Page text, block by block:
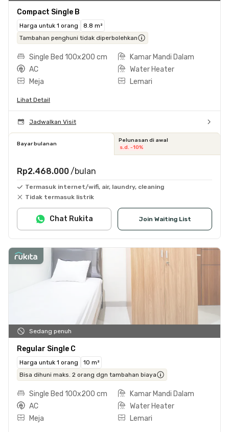
Compact Single B
Harga untuk 1 orang
8.8 m²
Tambahan penghuni tidak diperbolehkan
Single Bed 100x200 cm
Kamar Mandi Dalam
AC
Water Heater
Meja
Lemari
Lihat Detail
Jadwalkan Visit
Bayar bulanan
Pelunasan di awal
s.d. -10%
Rp2.468.000 /bulan
Termasuk internet/wifi, air, laundry, cleaning
Tidak termasuk listrik
Join Waiting List
Chat Rukita
Sedang penuh
Regular Single C
Harga untuk 1 orang
10 m²
Bisa dihuni maks. 2 orang dgn tambahan biaya
Single Bed 100x200 cm
Kamar Mandi Dalam
AC
Water Heater
Meja
Lemari